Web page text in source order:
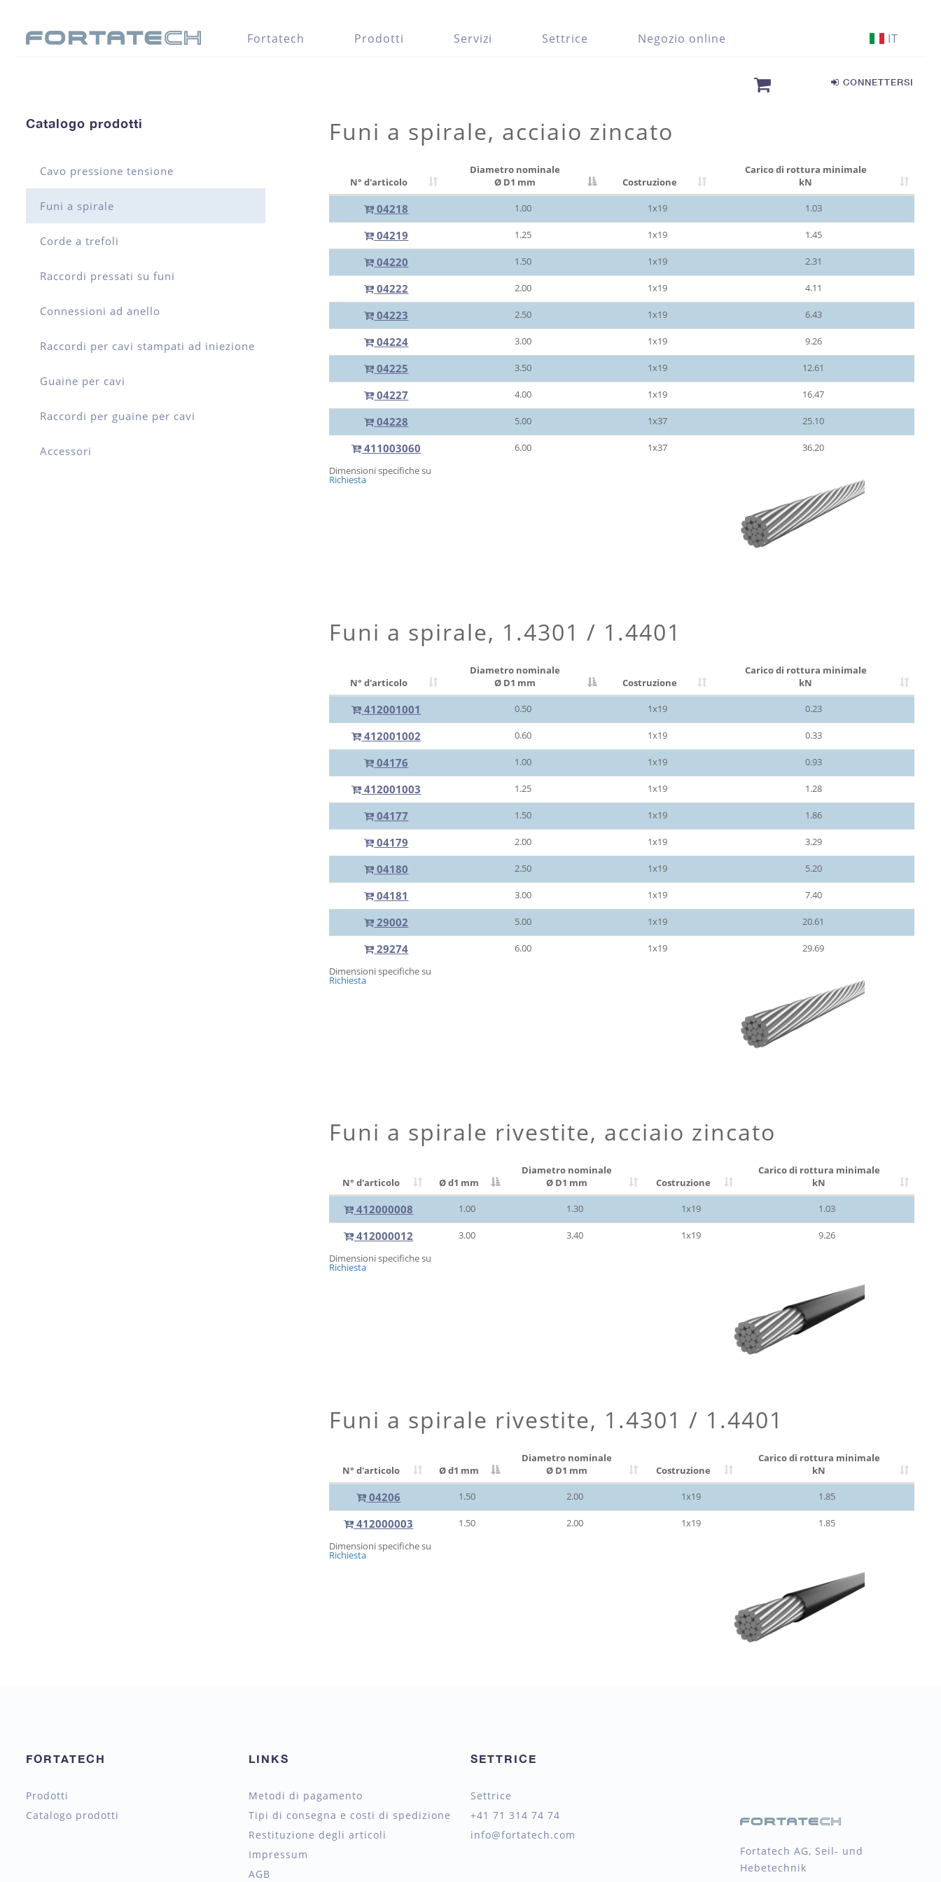
Fortatech Prodotti Servizi Settrice Negozio online IT
CONNETTERSI
Catalogo prodotti
Cavo pressione tensione
Funi a spirale
Corde a trefoli
Raccordi pressati su funi
Connessioni ad anello
Raccordi per cavi stampati ad iniezione
Guaine per cavi
Raccordi per guaine per cavi
Accessori
Funi a spirale, acciaio zincato
N° d'articolo
Diametro nominale
Ø D1 mm
Costruzione
Carico di rottura minimale
kN
04218 1.00 1x19 1.03
04219 1.25 1x19 1.45
04220 1.50 1x19 2.31
04222 2.00 1x19 4.11
04223 2.50 1x19 6.43
04224 3.00 1x19 9.26
04225 3.50 1x19 12.61
04227 4.00 1x19 16.47
04228 5.00 1x37 25.10
411003060 6.00 1x37
36.20
Dimensioni specifiche su
Richiesta
Funi a spirale, 1.4301 / 1.4401
N° d'articolo
Diametro nominale
Ø D1 mm
Costruzione
Carico di rottura minimale
kN
412001001 0.50 1x19 0.23
412001002 0.60 1x19 0.33
04176 1.00 1x19 0.93
412001003 1.25 1x19 1.28
04177 1.50 1x19 1.86
04179 2.00 1x19 3.29
04180 2.50 1x19 5.20
04181 3.00 1x19 7.40
29002 5.00 1x19 20.61
29274 6.00 1x19
29.69
Dimensioni specifiche su
Richiesta
Funi a spirale rivestite, acciaio zincato
N° d'articolo Ø d1 mm
Diametro nominale
Ø D1 mm
Costruzione
Carico di rottura minimale
kN
412000008 1.00 1.30 1x19 1.03
412000012 3.00 3.40 1x19
9.26
Dimensioni specifiche su
Richiesta
Funi a spirale rivestite, 1.4301 / 1.4401
N° d'articolo Ø d1 mm
Diametro nominale
Ø D1 mm
Costruzione
Carico di rottura minimale
kN
04206 1.50 2.00 1x19 1.85
412000003 1.50 2.00 1x19
1.85
Dimensioni specifiche su
Richiesta
FORTATECH
Prodotti
Catalogo prodotti
LINKS
Metodi di pagamento
Tipi di consegna e costi di spedizione
Restituzione degli articoli
Impressum
AGB
SETTRICE
Settrice
+41 71 314 74 74
info@fortatech.com
Fortatech AG, Seil- und
Hebetechnik